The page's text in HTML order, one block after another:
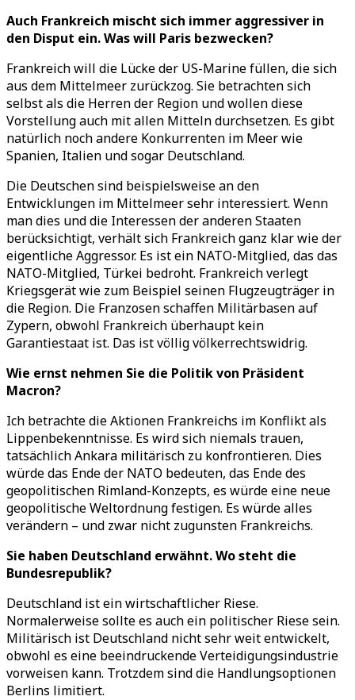
Auch Frankreich mischt sich immer aggressiver in
den Disput ein. Was will Paris bezwecken?
Frankreich will die Lücke der US-Marine füllen, die sich
aus dem Mittelmeer zurückzog. Sie betrachten sich
selbst als die Herren der Region und wollen diese
Vorstellung auch mit allen Mitteln durchsetzen. Es gibt
natürlich noch andere Konkurrenten im Meer wie
Spanien, Italien und sogar Deutschland.
Die Deutschen sind beispielsweise an den
Entwicklungen im Mittelmeer sehr interessiert. Wenn
man dies und die Interessen der anderen Staaten
berücksichtigt, verhält sich Frankreich ganz klar wie der
eigentliche Aggressor. Es ist ein NATO-Mitglied, das das
NATO-Mitglied, Türkei bedroht. Frankreich verlegt
Kriegsgerät wie zum Beispiel seinen Flugzeugträger in
die Region. Die Franzosen schaffen Militärbasen auf
Zypern, obwohl Frankreich überhaupt kein
Garantiestaat ist. Das ist völlig völkerrechtswidrig.
Wie ernst nehmen Sie die Politik von Präsident
Macron?
Ich betrachte die Aktionen Frankreichs im Konflikt als
Lippenbekenntnisse. Es wird sich niemals trauen,
tatsächlich Ankara militärisch zu konfrontieren. Dies
würde das Ende der NATO bedeuten, das Ende des
geopolitischen Rimland-Konzepts, es würde eine neue
geopolitische Weltordnung festigen. Es würde alles
verändern – und zwar nicht zugunsten Frankreichs.
Sie haben Deutschland erwähnt. Wo steht die
Bundesrepublik?
Deutschland ist ein wirtschaftlicher Riese.
Normalerweise sollte es auch ein politischer Riese sein.
Militärisch ist Deutschland nicht sehr weit entwickelt,
obwohl es eine beeindruckende Verteidigungsindustrie
vorweisen kann. Trotzdem sind die Handlungsoptionen
Berlins limitiert.